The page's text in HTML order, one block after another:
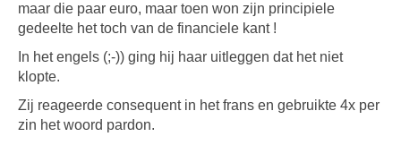
maar die paar euro, maar toen won zijn principiele
gedeelte het toch van de financiele kant !
In het engels (;-)) ging hij haar uitleggen dat het niet
klopte.
Zij reageerde consequent in het frans en gebruikte 4x per
zin het woord pardon.